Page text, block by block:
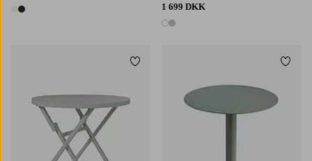
2 farver
1 699 DKK
2 farver
Tilføj til favoritter